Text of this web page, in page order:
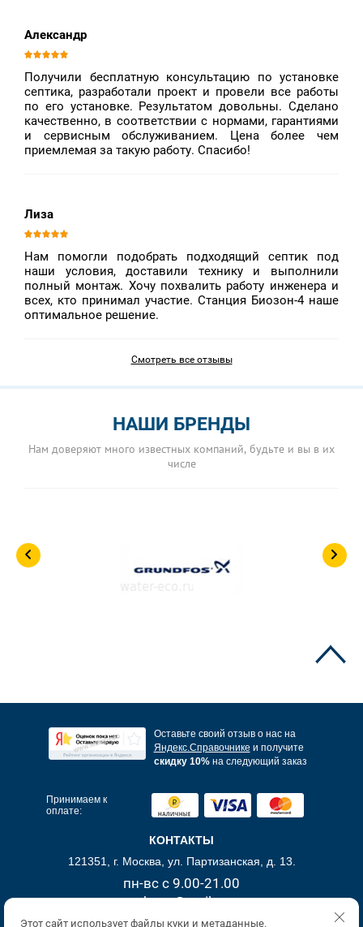
Александр
Получили бесплатную консультацию по установке
септика, разработали проект и провели все работы
по его установке. Результатом довольны. Сделано
качественно, в соответствии с нормами, гарантиями
и сервисным обслуживанием. Цена более чем
приемлемая за такую работу. Спасибо!
Лиза
Нам помогли подобрать подходящий септик под
наши условия, доставили технику и выполнили
полный монтаж. Хочу похвалить работу инженера и
всех, кто принимал участие. Станция Биозон-4 наше
оптимальное решение.
Смотреть все отзывы
НАШИ БРЕНДЫ
Нам доверяют много известных компаний, будьте и вы в их
числе
Оставьте своий отзыв о нас на
Яндекс.Справочнике и получите
скидку 10%на следующий заказ
Принимаем к
оплате:
КОНТАКТЫ
121351, г. Москва, ул. Партизанская, д. 13.
пн-вс с 9.00-21.00
akva-t@mail.ru
+7 (499) 390-05-00
Этот сайт использует файлы куки и метаданные.